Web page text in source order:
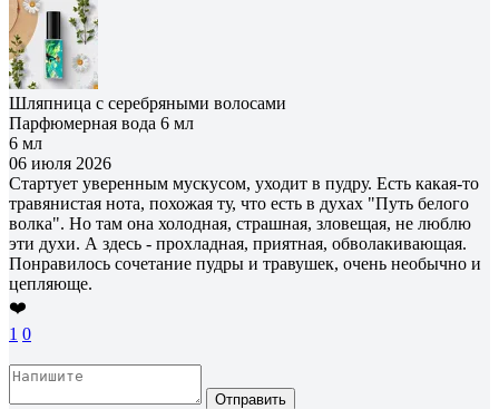
Шляпница с серебряными волосами
Парфюмерная вода 6 мл
6 мл
06 июля 2026
Стартует уверенным мускусом, уходит в пудру. Есть какая-то
травянистая нота, похожая ту, что есть в духах "Путь белого
волка". Но там она холодная, страшная, зловещая, не люблю
эти духи. А здесь - прохладная, приятная, обволакивающая.
Понравилось сочетание пудры и травушек, очень необычно и
цепляюще.
❤️
1 0
Отправить